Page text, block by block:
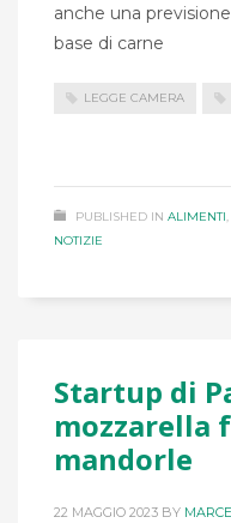
anche una
base di carne
LEGGE CAMERA
PUBLISHED IN ALIMENTI,
NOTIZIE
Startup di
mozzarella
mandorle
22 MAGGIO 2023 BY